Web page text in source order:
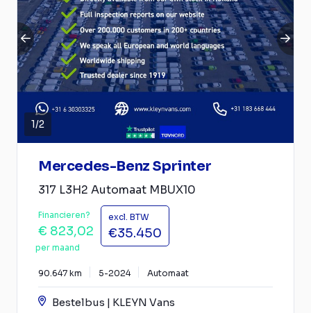
1/2
Mercedes-Benz Sprinter
317 L3H2 Automaat MBUX10
Financieren?
€ 823,02
per maand
excl. BTW
€35.450
90.647 km 5-2024 Automaat
Bestelbus | KLEYN Vans